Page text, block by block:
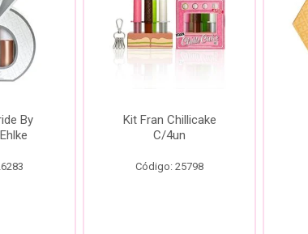
By
Kit Fran Chillicake
C/4un
Código: 25798